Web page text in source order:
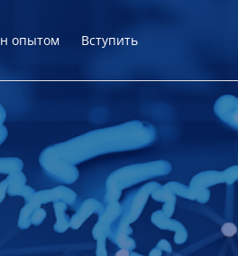
опытом Вступить